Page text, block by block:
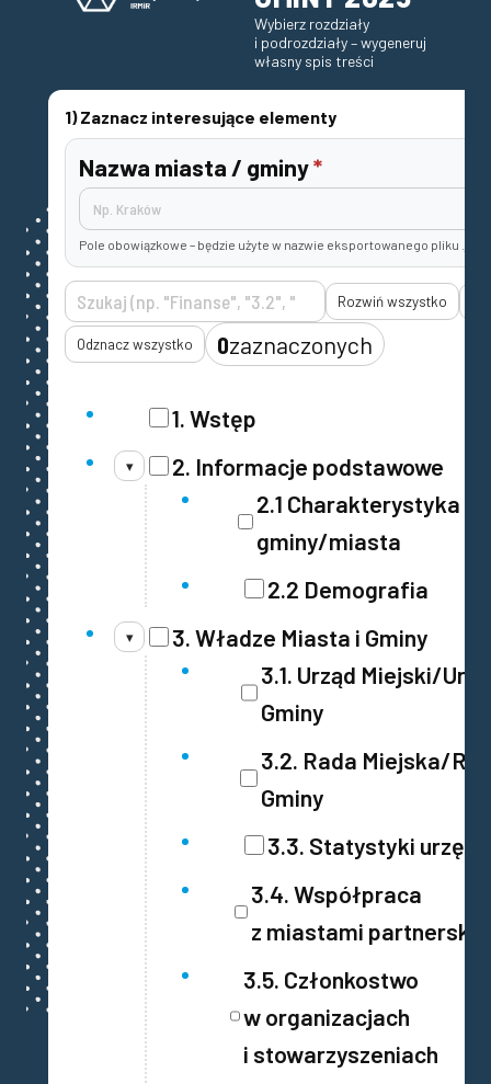
Wybierz rozdziały
i podrozdziały – wygeneruj
własny spis treści
1) Zaznacz interesujące elementy
Nazwa miasta / gminy*
Pole obowiązkowe – będzie użyte w nazwie eksportowanego pliku
Rozwiń wszystko
Odznacz wszystko 0zaznaczonych
1. Wstęp
▾
2. Informacje podstawowe
2.1 Charakterystyka
gminy/miasta
2.2 Demografia
▾
3. Władze Miasta i Gminy
3.1. Urząd Miejski/
Gminy
3.2. Rada Miejska/
Gminy
3.3. Statystyki urzędu
3.4. Współpraca
z miastami
3.5. Członkostwo
w organizacjach
i stowarzyszeniach